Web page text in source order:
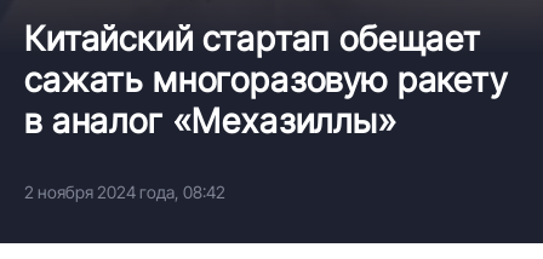
Китайский стартап обещает
сажать многоразовую ракету
в аналог «Мехазиллы»
2 ноября 2024 года, 08:42